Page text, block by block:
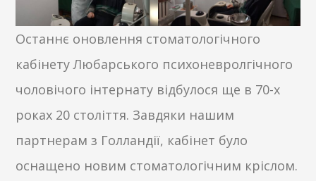
Останнє оновлення стоматологічного
кабінету Любарського психоневролгічного
чоловічого інтернату відбулося ще в 70-х
роках 20 століття. Завдяки нашим
партнерам з Голландії, кабінет було
оснащено новим стоматологічним кріслом.